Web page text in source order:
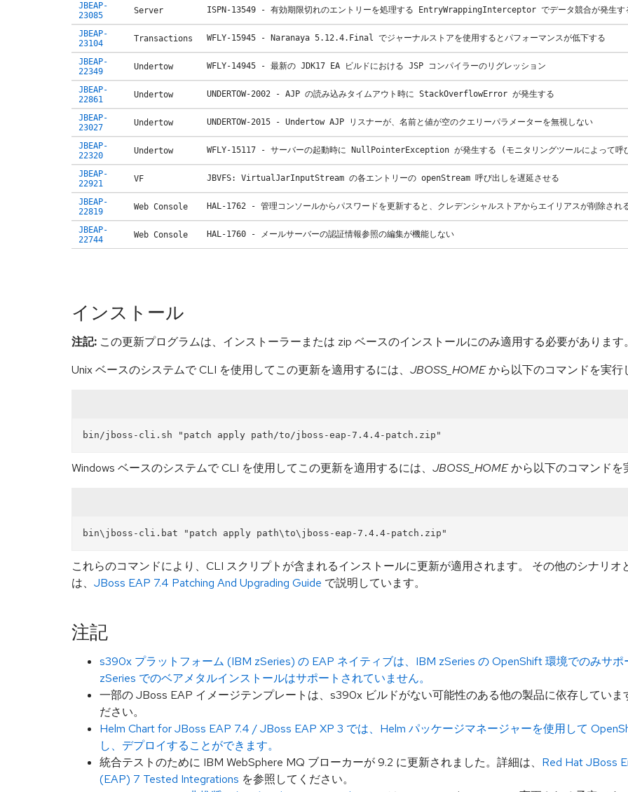
JBEAP-
23085
Server ISPN-13549 - 有効期限切れのエントリーを処理する EntryWrappingInterceptor でデータ競合が発生す
JBEAP-
23104
Transactions WFLY-15945 - Naranaya 5.12.4.Final でジャーナルストアを使用するとパフォーマンスが低下する
JBEAP-
22349
Undertow WFLY-14945 - 最新の JDK17 EA ビルドにおける JSP コンパイラーのリグレッション
JBEAP-
22861
Undertow UNDERTOW-2002 - AJP の読み込みタイムアウト時に StackOverflowError が発生する
JBEAP-
23027
Undertow UNDERTOW-2015 - Undertow AJP リスナーが、名前と値が空のクエリーパラメーターを無視しない
JBEAP-
22320
Undertow WFLY-15117 - サーバーの起動時に NullPointerException が発生する (モニタリングツールによって呼
JBEAP-
22921
VF JBVFS: VirtualJarInputStream の各エントリーの openStream 呼び出しを遅延させる
JBEAP-
22819
Web Console HAL-1762 - 管理コンソールからパスワードを更新すると、クレデンシャルストアからエイリアスが削除され
JBEAP-
22744
Web Console HAL-1760 - メールサーバーの認証情報参照の編集が機能しない
インストール
注記: この更新プログラムは、インストーラーまたは zip ベースのインストールにのみ適用する必要があります。
Unix ベースのシステムで CLI を使用してこの更新を適用するには、 JBOSS_HOMEから以下のコマンドを実行
Windows ベースのシステムで CLI を使用してこの更新を適用するには、 JBOSS_HOMEから以下のコマンドを
これらのコマンドにより、CLI スクリプトが含まれるインストールに更新が適用されます。 その他のシナリオ
は、 JBoss EAP 7.4 Patching And Upgrading Guide で説明しています。
注記
s390x プラットフォーム (IBM zSeries) の EAP ネイティブは、IBM zSeries の OpenShift 環境でのみサ
zSeries でのベアメタルインストールはサポートされていません。
一部の JBoss EAP イメージテンプレートは、s390x ビルドがない可能性のある他の製品に依存していま
ださい。
Helm Chart for JBoss EAP 7.4 / JBoss EAP XP 3 では、Helm パッケージマネージャーを使用して
し、デプロイすることができます。
統合テストのために IBM WebSphere MQ ブローカーが 9.2 に更新されました。詳細は、 Red Hat JBoss
(EAP) 7 Tested Integrations を参照してください。